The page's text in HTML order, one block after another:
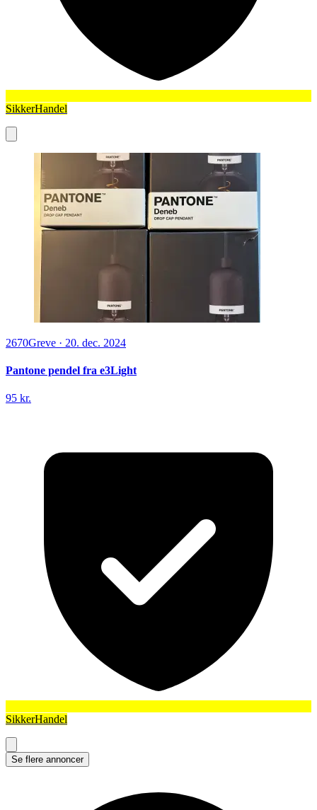
SikkerHandel
2670Greve · 20. dec. 2024
Pantone pendel fra e3Light
95 kr.
SikkerHandel
Se flere annoncer